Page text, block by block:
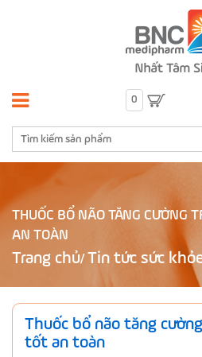
0
THUỐC BỔ NÃO TĂNG CƯỜNG
AN TOÀN
Trang chủ/ Tin tức sức
Thuốc bổ não tăng
tốt an toàn